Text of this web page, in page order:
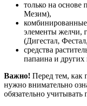
только на основе
Мезим),
элементы желчи,
(Дигестал,
средства
папаина и
Важно! Перед тем, как
нужно внимательно
обязательно учитывать